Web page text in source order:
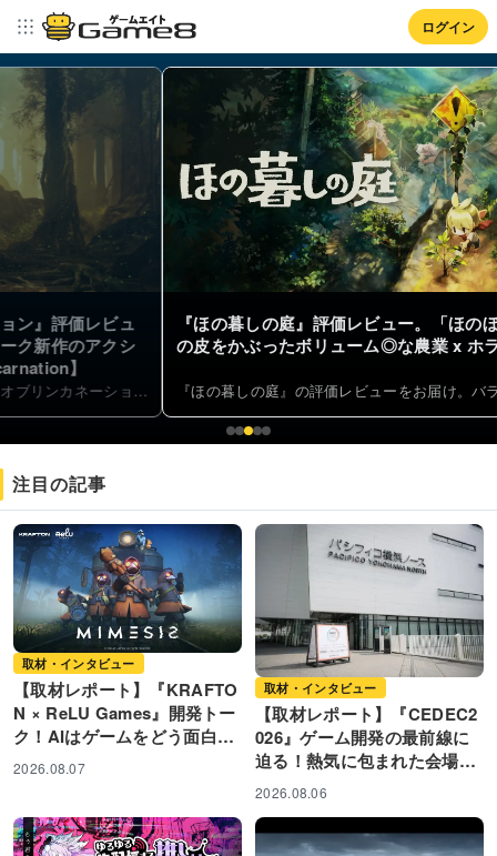
ログイン
『ほの暮しの庭』評価レビュー。「ほのぼの」
の皮をかぶったボリューム◎な農業 x ホラー
『ほの暮しの庭』の評価レビューをお届け。バラエティ豊かな作物やクオリティが上がっていく仕組みなど農業パートの作り込みが光る一本です。村の掟をめぐる不穏なストーリーも良いアクセントになっていて、腰を据えてじっくり遊びたい人に向いた作品でした。
【ホロ
場するフ
注目の記事
取材・インタビュー
【取材レポート】『KRAFTO
N × ReLU Games』開発トー
ク！AIはゲームをどう面白く
するのか？ 失敗か...
2026.08.07
取材・インタビュー
【取材レポート】『CEDEC2
026』ゲーム開発の最前線に
迫る！熱気に包まれた会場の
様子と注目ブースをレポート
2026.08.06